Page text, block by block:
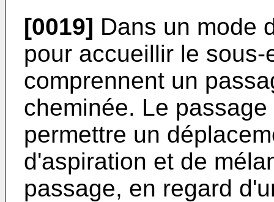
[0019] Dans un mode
pour accueillir le
comprennent un
cheminée. Le
permettre un
d'aspiration et de
passage, en regard